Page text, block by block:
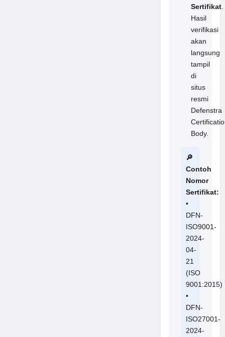
Sertifikat.
Hasil
verifikasi
akan
langsung
tampil
di
situs
resmi
Defenstra
Body.
🔎
Contoh
Nomor
Sertifikat:
•
DFN-
ISO9001-
2024-
04-
21
(ISO
9001:2015)
•
DFN-
ISO27001-
2024-